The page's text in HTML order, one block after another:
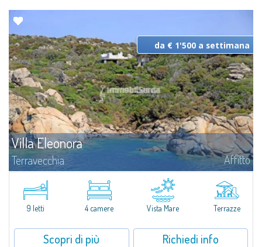
Villa Eleonora
Terravecchia Affitto
Scoprite in affitto Villa Eleonora, incastonata nel lungo mare frastagliato di
calette di Terravecchia: una vera e propria oasi di pace e benessere pied
dans l'eau, immersa in più di 60 ettari di profumata macchia...
da € 1'500 a settimana
9 letti 4 camere Vista Mare Terrazze
Scopri di più Richiedi info